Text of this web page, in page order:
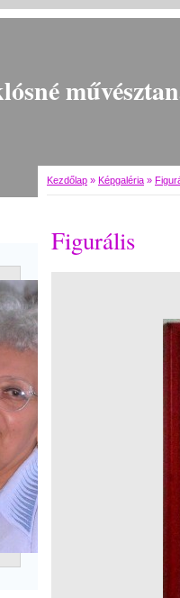
Kezdőlap » Képgaléria »
Figurális